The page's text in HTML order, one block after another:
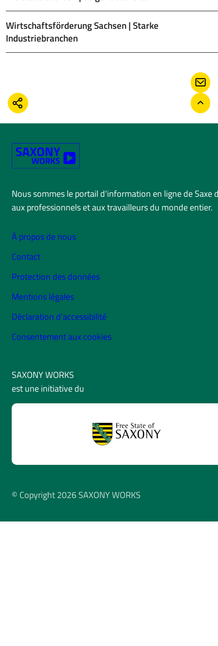
Wirtschaftsförderung Sachsen | Starke
Industriebranchen
PARTAGER
Nous sommes le portail d'information en ligne de Saxe
aux professionnels et aux travailleurs du monde entier.
À propos de nous
Contact
Protection des données
Mentions légales
Déclaration d'accessibilité
Consentement aux cookies
SAXONY WORKS
est une initiative du
© Copyright 2026 SAXONY WORKS